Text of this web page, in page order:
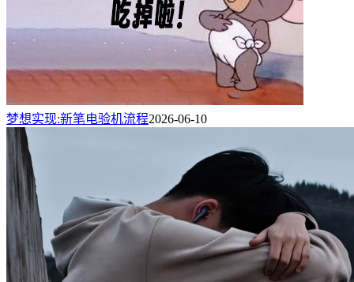
梦想实现:新笔电验机流程2026-06-10